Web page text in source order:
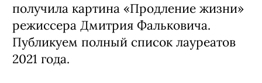
получила картина «Продление жизни»
режиссера Дмитрия Фальковича.
Публикуем полный список лауреатов
2021 года.